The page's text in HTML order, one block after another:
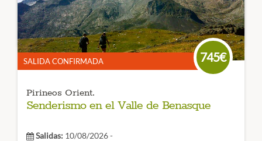
con la ascensión al Aneto. ¡Apuntate ya!
CÓDIGO VIAJE:
SALIDA CONFIRMADA 745€
Pirineos Orient.
Senderismo en el Valle de Benasque
Salidas: 10/08/2026 -